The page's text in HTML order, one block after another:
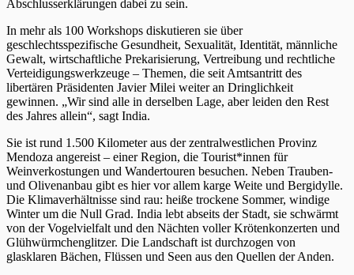
Abschlusserklärungen dabei zu sein.
In mehr als 100 Workshops diskutieren sie über
geschlechtsspezifische Gesundheit, Sexualität, Identität, männliche
Gewalt, wirtschaftliche Prekarisierung, Vertreibung und rechtliche
Verteidigungswerkzeuge – Themen, die seit Amtsantritt des
libertären Präsidenten Javier Milei weiter an Dringlichkeit
gewinnen. „Wir sind alle in derselben Lage, aber leiden den Rest
des Jahres allein“, sagt India.
Sie ist rund 1.500 Kilometer aus der zentralwestlichen Provinz
Mendoza angereist – einer Region, die Tourist*innen für
Weinverkostungen und Wandertouren besuchen. Neben Trauben-
und Olivenanbau gibt es hier vor allem karge Weite und Bergidylle.
Die Klimaverhältnisse sind rau: heiße trockene Sommer, windige
Winter um die Null Grad. India lebt abseits der Stadt, sie schwärmt
von der Vogelvielfalt und den Nächten voller Krötenkonzerten und
Glühwürmchenglitzer. Die Landschaft ist durchzogen von
glasklaren Bächen, Flüssen und Seen aus den Quellen der Anden.